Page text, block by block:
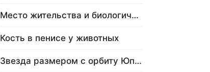
Место жительства и биологический в…
Кость в пенисе у животных
Звезда размером с орбиту Юпитера